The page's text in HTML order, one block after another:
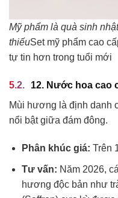
Mỹ phẩm là quà sinh
thiếuSet mỹ phẩm cao
tự tin hơn trong tuổi mới
12. Nước hoa cao
Mùi hương là định danh
nổi bật giữa đám đông.
Phân khúc giá: Trên
Tư vấn: Năm 2026,
hương độc bản như